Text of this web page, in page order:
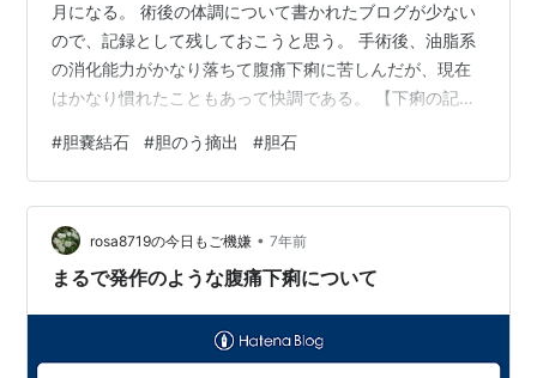
月になる。 術後の体調について書かれたブログが少ない
ので、記録として残しておこうと思う。 手術後、油脂系
の消化能力がかなり落ちて腹痛下痢に苦しんだが、現在
はかなり慣れたこともあって快調である。 【下痢の記
ぁ。何を食べてどんな状況になったのかを忘れないため
の備忘録だ。 6月は帯広旅行へ行ったこともあって不調
だった。その後は「大したことない」「下痢気味だった
が腹痛はほとんどなし」「トイレには3回行ったが大した
ことない」「朝昼夜と食べるたびにトイレに行ったが、
#胆嚢結石 #胆のう摘出 #胆石
rosa8719の今日もご機嫌 • 7年前
まるで発作のような腹痛下痢について